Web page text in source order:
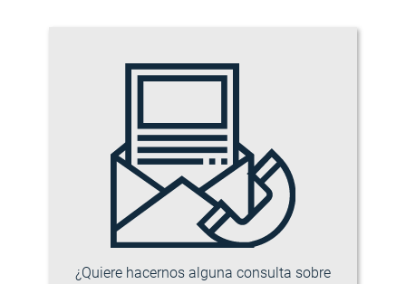
¿Quiere hacernos alguna consulta sobre